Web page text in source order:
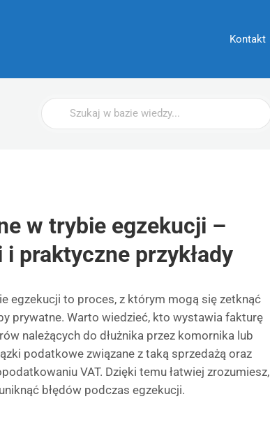
Kontakt
Wyszukaj
w trybie egzekucji –
praktyczne przykłady
egzekucji to proces, z którym mogą się zetknąć
prywatne. Warto wiedzieć, kto wystawia fakturę
należących do dłużnika przez komornika lub
podatkowe związane z taką sprzedażą oraz
VAT. Dzięki temu łatwiej zrozumiesz,
błędów podczas egzekucji.